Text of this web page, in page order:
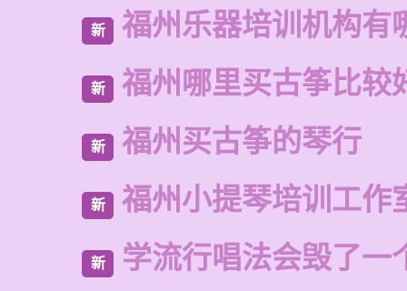
新 福州乐器培训机构有
新 福州哪里买古筝比较
新 福州买古筝的琴行
新 福州小提琴培训工作
新 学流行唱法会毁了一